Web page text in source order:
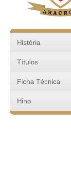
História
Títulos
Ficha Técnica
Hino